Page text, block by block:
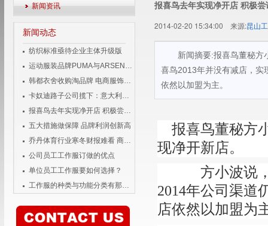
新闻资讯
新闻动态
纺织标准亟待企业主体升级版
运动服装品牌PUMA与ARSENAL宣布长期合作伙伴关系
韩都衣舍收购淘品牌 电商服饰企业变身投资者
卡奴迪路子公司揽下：意大利品牌男装独家经营权
报喜鸟去年实现净开店 积极尝试移动互联
五大措施做保障 品牌利润创新高
乔丹体育行业寒冬财报难看 商标侵权成风险
公司员工工作服订做的优点
单位员工工作服要如何选择？
工作服的种类与功能分类有那些？
报喜鸟去年实现净开店 积极
2014-02-20 15:34:00 来源:昆山
新闻摘要:报喜鸟董秘
喜鸟2013年并没有减店，实
依然以加盟为主。
报喜鸟董秘方
现净开新店。
方小波说，
2014年公司渠道
店依然以加盟为